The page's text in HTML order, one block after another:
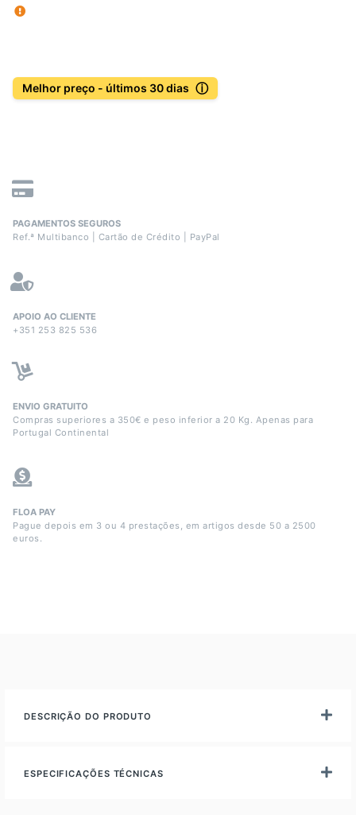
Melhor preço - últimos 30 dias ⓘ
PAGAMENTOS SEGUROS
Ref.ª Multibanco | Cartão de Crédito | PayPal
APOIO AO CLIENTE
+351 253 825 536
ENVIO GRATUITO
Compras superiores a 350€ e peso inferior a 20 Kg. Apenas para
Portugal Continental
FLOA PAY
Pague depois em 3 ou 4 prestações, em artigos desde 50 a 2500
euros.
DESCRIÇÃO DO PRODUTO
ESPECIFICAÇÕES TÉCNICAS